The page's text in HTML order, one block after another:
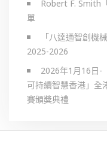
Robert F. Smith
單
「八達通智創機
2025-2026
2026年1月16日-
可持續智慧香港」全
賽頒獎典禮